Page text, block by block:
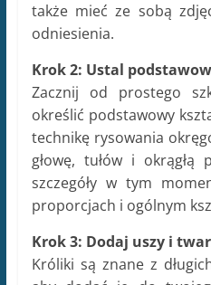
Krok 3: Dodaj uszy i
Króliki są znane z
długie, zakrzywione
Następnie dodaj
Pamiętaj, że króliki mają
oczy w porównaniu do
Krok 4: Szczegóły twarzy
Przejdź teraz do
takie jak oczy z
zęby. Upewnij się, że